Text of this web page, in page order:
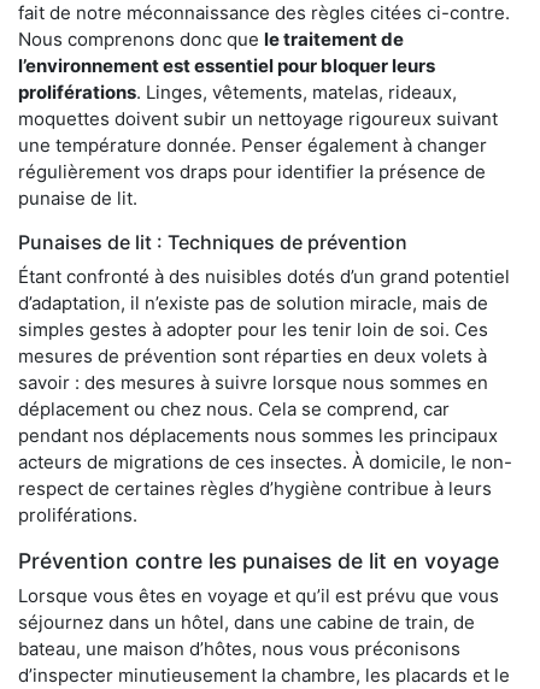
fait de notre méconnaissance des règles citées ci-contre.
Nous comprenons donc que le traitement de
l’environnement est essentiel pour bloquer leurs
proliférations. Linges, vêtements, matelas, rideaux,
moquettes doivent subir un nettoyage rigoureux suivant
une température donnée. Penser également à changer
régulièrement vos draps pour identifier la présence de
punaise de lit.
Punaises de lit : Techniques de prévention
Étant confronté à des nuisibles dotés d’un grand potentiel
d’adaptation, il n’existe pas de solution miracle, mais de
simples gestes à adopter pour les tenir loin de soi. Ces
mesures de prévention sont réparties en deux volets à
savoir : des mesures à suivre lorsque nous sommes en
déplacement ou chez nous. Cela se comprend, car
pendant nos déplacements nous sommes les principaux
acteurs de migrations de ces insectes. À domicile, le non-
respect de certaines règles d’hygiène contribue à leurs
proliférations.
Prévention contre les punaises de lit en voyage
Lorsque vous êtes en voyage et qu’il est prévu que vous
séjournez dans un hôtel, dans une cabine de train, de
bateau, une maison d’hôtes, nous vous préconisons
d’inspecter minutieusement la chambre, les placards et le